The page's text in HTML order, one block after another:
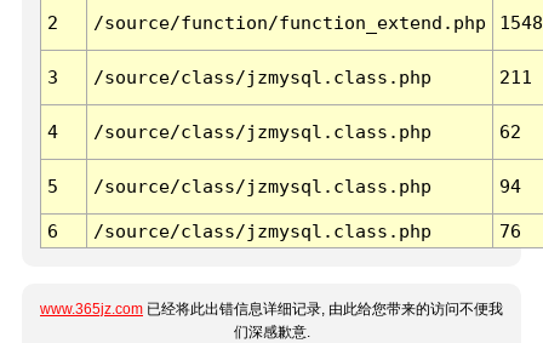
2 /source/function/function_extend.php 1548
3 /source/class/jzmysql.class.php 211
4 /source/class/jzmysql.class.php 62
5 /source/class/jzmysql.class.php 94
6 /source/class/jzmysql.class.php 76
www.365jz.com 已经将此出错信息详细记录, 由此给您带来的访问不便我
们深感歉意.